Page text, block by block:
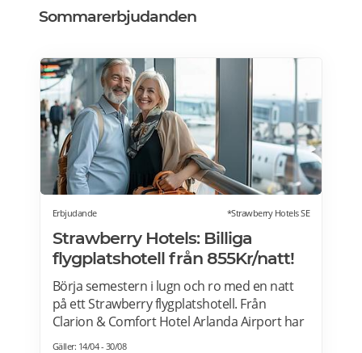
Sommarerbjudanden
Erbjudande *Strawberry Hotels SE
Strawberry Hotels: Billiga
flygplatshotell från 855Kr/natt!
Börja semestern i lugn och ro med en natt
på ett Strawberry flygplatshotell. Från
Clarion & Comfort Hotel Arlanda Airport har
du gångavstånd till terminalerna, och från
Gäller: 14/04 - 30/08